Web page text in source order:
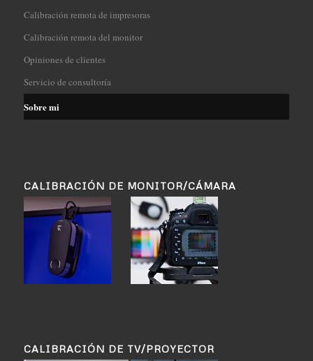
Calibración remota de impresoras
Calibración remota del monitor
Opiniones de clientes
Servicio de consultoría
Sobre mi
CALIBRACIÓN DE MONITOR/CÁMARA
CALIBRACIÓN DE TV/PROYECTOR